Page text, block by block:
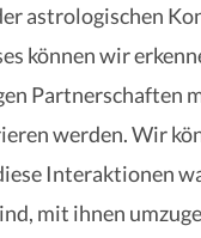
astrologischen
können wir
Partnerschaften
werden. Wir
Interaktionen
mit ihnen